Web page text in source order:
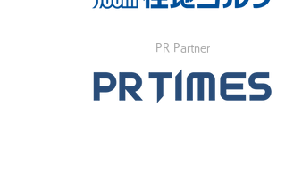
PR Partner